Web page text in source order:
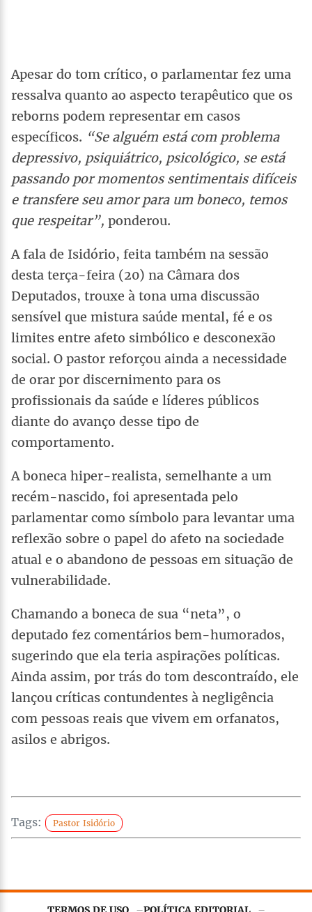
Apesar do tom crítico, o parlamentar fez uma
ressalva quanto ao aspecto terapêutico que os
reborns podem representar em casos
específicos. “Se alguém está com problema
depressivo, psiquiátrico, psicológico, se está
passando por momentos sentimentais difíceis
e transfere seu amor para um boneco, temos
que respeitar”, ponderou.
A fala de Isidório, feita também na sessão
desta terça-feira (20) na Câmara dos
Deputados, trouxe à tona uma discussão
sensível que mistura saúde mental, fé e os
limites entre afeto simbólico e desconexão
social. O pastor reforçou ainda a necessidade
de orar por discernimento para os
profissionais da saúde e líderes públicos
diante do avanço desse tipo de
comportamento.
A boneca hiper-realista, semelhante a um
recém-nascido, foi apresentada pelo
parlamentar como símbolo para levantar uma
reflexão sobre o papel do afeto na sociedade
atual e o abandono de pessoas em situação de
vulnerabilidade.
Chamando a boneca de sua “neta”, o
deputado fez comentários bem-humorados,
sugerindo que ela teria aspirações políticas.
Ainda assim, por trás do tom descontraído, ele
lançou críticas contundentes à negligência
com pessoas reais que vivem em orfanatos,
asilos e abrigos.
Tags: Pastor Isidório